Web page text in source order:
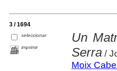
3 / 1694
seleccionar
imprimir
Un
Serra/
Moix